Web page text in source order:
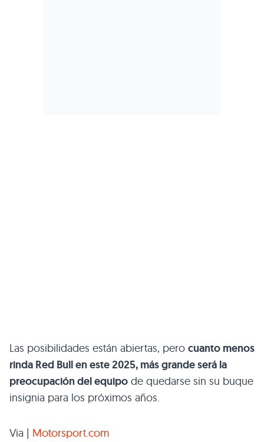
Las posibilidades están abiertas, pero cuanto menos
rinda Red Bull en este 2025, más grande será la
preocupación del equipo de quedarse sin su buque
insignia para los próximos años.
Via | Motorsport.com